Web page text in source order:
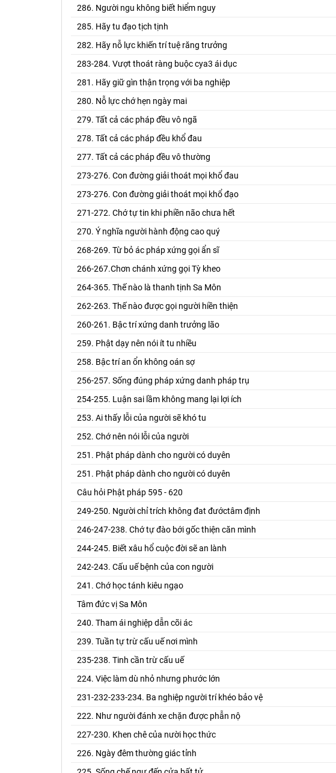
286. Người ngu không biết hiểm nguy
285. Hãy tu đạo tịch tịnh
282. Hãy nỗ lực khiến trí tuệ răng trưởng
283-284. Vượt thoát ràng buộc cya3 ái dục
281. Hãy giữ gìn thận trọng với ba nghiệp
280. Nỗ lực chớ hẹn ngày mai
279. Tất cả các pháp đều vô ngã
278. Tất cả các pháp đều khổ đau
277. Tất cả các pháp đều vô thường
273-276. Con đường giải thoát mọi khổ đau
273-276. Con đường giải thoát mọi khổ đạo
271-272. Chớ tự tin khi phiền não chưa hết
270. Ý nghĩa người hành động cao quý
268-269. Từ bỏ ác pháp xứng gọi ẩn sĩ
266-267.Chơn chánh xứng gọi Tỳ kheo
264-365. Thế nào là thanh tịnh Sa Môn
262-263. Thế nào được gọi người hiền thiện
260-261. Bậc trí xứng danh trưởng lão
259. Phật dạy nên nói ít tu nhiều
258. Bậc trí an ổn không oán sợ
256-257. Sống đúng pháp xứng danh pháp trụ
254-255. Luận sai lầm không mang lại lợi ích
253. Ai thấy lỗi của người sẽ khó tu
252. Chớ nên nói lỗi của người
251. Phật pháp dành cho người có duyên
251. Phật pháp dành cho người có duyên
Câu hỏi Phật pháp 595 - 620
249-250. Người chỉ trích không đat đướctâm định
246-247-238. Chớ tự đào bới gốc thiện căn mình
244-245. Biết xâu hổ cuộc đời sẽ an lành
242-243. Cấu uế bệnh của con người
241. Chớ học tánh kiêu ngạo
Tâm đức vị Sa Môn
240. Tham ái nghiệp dẫn cõi ác
239. Tuần tự trừ cấu uế nơi mình
235-238. Tinh cần trừ cấu uế
224. Việc làm dù nhỏ nhưng phước lớn
231-232-233-234. Ba nghiệp người trí khéo bảo vệ
222. Như người đánh xe chặn được phẫn nộ
227-230. Khen chê của nười học thức
226. Ngày đêm thường giác tỉnh